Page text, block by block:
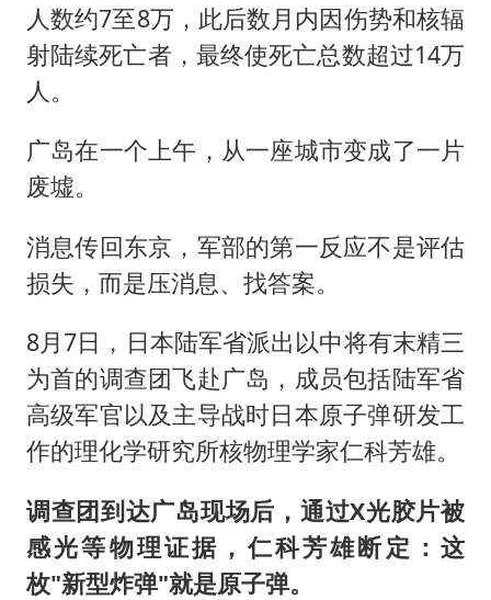
人数约7至8万，此后数月内因伤势和核辐
射陆续死亡者，最终使死亡总数超过14万
人。
广岛在一个上午，从一座城市变成了一片
废墟。
消息传回东京，军部的第一反应不是评估
损失，而是压消息、找答案。
8月7日，日本陆军省派出以中将有末精三
为首的调查团飞赴广岛，成员包括陆军省
高级军官以及主导战时日本原子弹研发工
作的理化学研究所核物理学家仁科芳雄。
调查团到达广岛现场后，通过X光胶片被
感光等物理证据，仁科芳雄断定：这
枚"新型炸弹"就是原子弹。